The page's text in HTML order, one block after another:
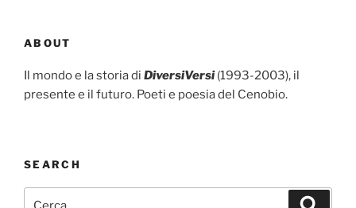
ABOUT
Il mondo e la storia di DiversiVersi (1993-2003), il
presente e il futuro. Poeti e poesia del Cenobio.
SEARCH